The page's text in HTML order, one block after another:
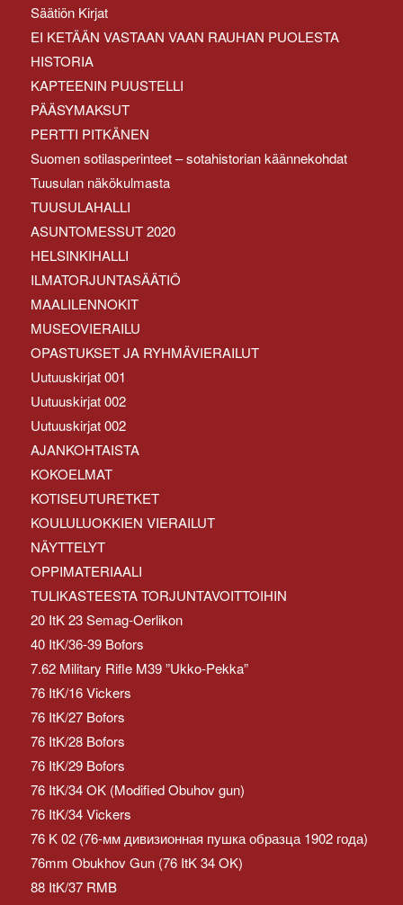
Säätiön Kirjat
EI KETÄÄN VASTAAN VAAN RAUHAN PUOLESTA
HISTORIA
KAPTEENIN PUUSTELLI
PÄÄSYMAKSUT
PERTTI PITKÄNEN
Suomen sotilasperinteet – sotahistorian käännekohdat
Tuusulan näkökulmasta
TUUSULAHALLI
ASUNTOMESSUT 2020
HELSINKIHALLI
ILMATORJUNTASÄÄTIÖ
MAALILENNOKIT
MUSEOVIERAILU
OPASTUKSET JA RYHMÄVIERAILUT
Uutuuskirjat 001
Uutuuskirjat 002
Uutuuskirjat 002
AJANKOHTAISTA
KOKOELMAT
KOTISEUTURETKET
KOULULUOKKIEN VIERAILUT
NÄYTTELYT
OPPIMATERIAALI
TULIKASTEESTA TORJUNTAVOITTOIHIN
20 ItK 23 Semag-Oerlikon
40 ItK/36-39 Bofors
7.62 Military Rifle M39 ”Ukko-Pekka”
76 ItK/16 Vickers
76 ItK/27 Bofors
76 ItK/28 Bofors
76 ItK/29 Bofors
76 ItK/34 OK (Modified Obuhov gun)
76 ItK/34 Vickers
76 K 02 (76-мм дивизионная пушка образца 1902 года)
76mm Obukhov Gun (76 ItK 34 OK)
88 ItK/37 RMB